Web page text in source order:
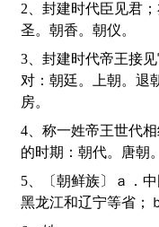
2、封建时代臣见君；亦指宗教徒的参拜：朝见。朝拜。朝
圣。朝香。朝仪。
3、封建时代帝王接见官吏，发号施令的地方，与“野”相
对：朝廷。上朝。退
房。
4、称一姓帝王世代相继的统治时代；亦称某一个皇帝统治
的时期：朝代。唐朝。
5、〔朝鲜族〕ａ．中国少数民族之一，主要分布于吉林、
黑龙江和辽宁等省；